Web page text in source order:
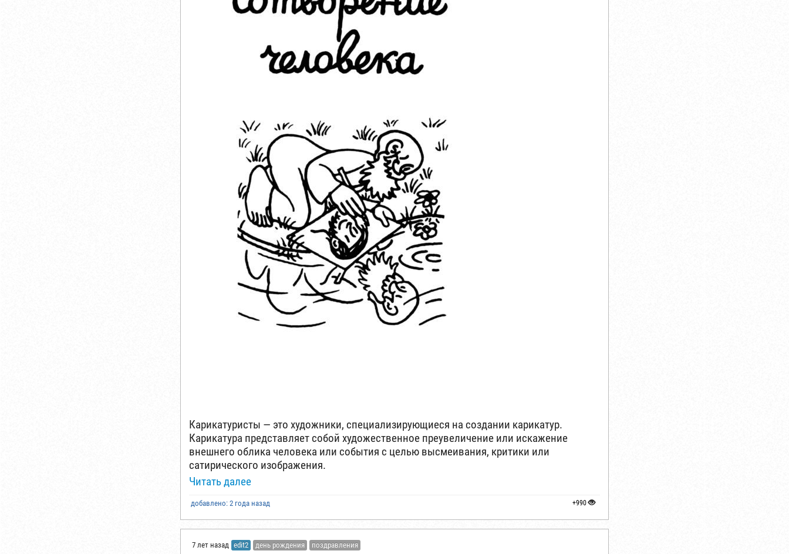
Карикатуристы — это художники, специализирующиеся на создании карикатур.
Карикатура представляет собой художественное преувеличение или искажение
внешнего облика человека или события с целью высмеивания, критики или
сатирического изображения.
Читать далее
добавлено: 2 года назад +990
7 лет назад edit2 день рождения поздравления